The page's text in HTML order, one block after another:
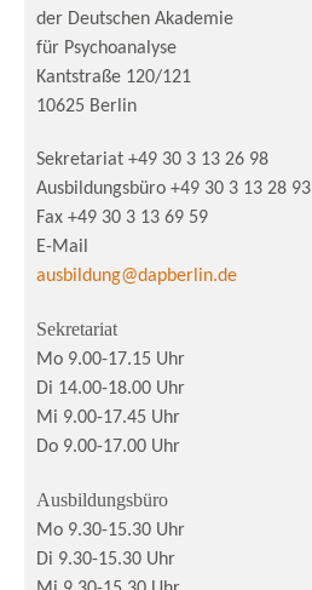
der Deutschen Akademie
für Psychoanalyse
Kantstraße 120/121
10625 Berlin
Sekretariat +49 30 3 13 26 98
Ausbildungsbüro +49 30 3 13 28 93
Fax +49 30 3 13 69 59
E-Mail
ausbildung@dapberlin.de
Sekretariat
Mo 9.00-17.15 Uhr
Di 14.00-18.00 Uhr
Mi 9.00-17.45 Uhr
Do 9.00-17.00 Uhr
Ausbildungsbüro
Mo 9.30-15.30 Uhr
Di 9.30-15.30 Uhr